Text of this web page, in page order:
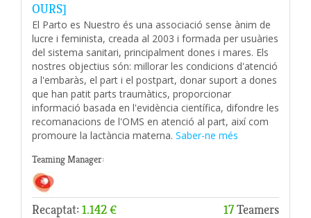
OURS]
El Parto es Nuestro és una associació sense ànim de
lucre i feminista, creada al 2003 i formada per usuàries
del sistema sanitari, principalment dones i mares. Els
nostres objectius són: millorar les condicions d'atenció
a l'embaràs, el part i el postpart, donar suport a dones
que han patit parts traumàtics, proporcionar
informació basada en l'evidència científica, difondre les
recomanacions de l'OMS en atenció al part, així com
promoure la lactància materna. Saber-ne més
Teaming Manager:
Recaptat: 1.142 € 17Teamers